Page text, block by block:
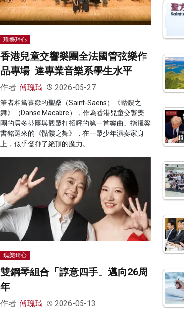
瑰樂琦心
香港兒童交響樂團全法國管弦樂作
品專場 達專業音樂系學生水平
作者: 傅瑰琦 2026-05-27
筆者相當喜歡的聖桑（Saint-Saëns）《骷髏之
舞》（Danse Macabre），作為香港兒童交響樂
團的貝多芬團與觀眾打招呼的第一首樂曲。指揮梁
書銘選來的《骷髏之舞》，在一眾少年演奏家身
上，似乎發揮了絕頂的魔力。
瑰樂琦心
雙鋼琴組合「諄意四手」邁向26周
年
作者: 傅瑰琦 2026-05-13